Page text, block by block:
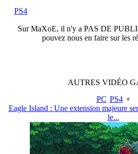
PS4
SurMaXoE, il n'y a PAS DE
pouvez nous en faire sur les
AUTRES VIDÉO
PC PS4 +
Eagle Island : Une extension majeure
le...